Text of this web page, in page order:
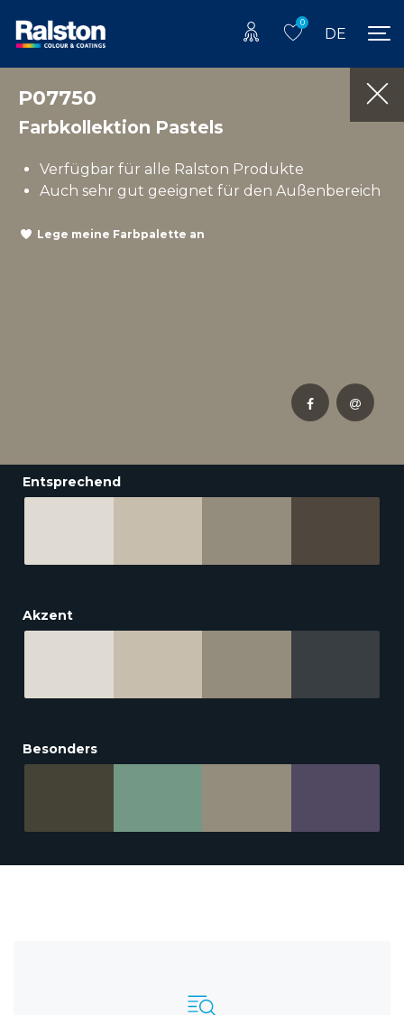
0
DE
P07750
Farbkollektion Pastels
Verfügbar für alle Ralston Produkte
Auch sehr gut geeignet für den Außenbereich
Lege meine Farbpalette an
Entsprechend
Akzent
Besonders